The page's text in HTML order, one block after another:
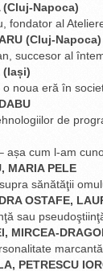
(Cluj-Napoca)
fondator al
(Cluj-Napoca)
succesor al
(Iași)
noua eră în
de
așa cum l-am
MARIA PELE
sănătăţii
OSTAFE,
sau
MIRCEA-
PETRESCU